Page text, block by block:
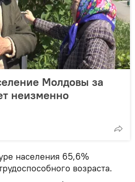
Молдовы за
неизменно
населения 65,6%
возраста.